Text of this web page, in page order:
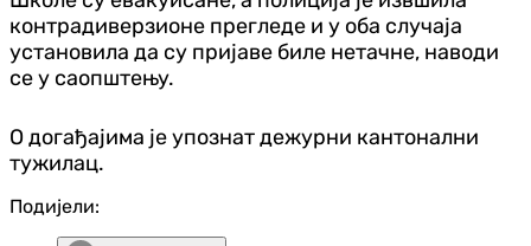
контрадиверзионе прегледе и у оба случаја
установила да су пријаве биле нетачне, наводи
се у саопштењу.
О догађајима је упознат дежурни кантонални
тужилац.
Подијели: